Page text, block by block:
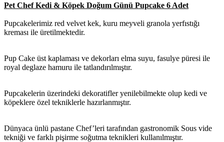
Pet Chef Kedi & Köpek Doğum Günü Pupcake 6 Adet
Pupcakelerimiz red velvet kek, kuru meyveli granola yerfıstığı
kreması ile üretilmektedir.
Pup Cake üst kaplaması ve dekorları elma suyu, fasulye püresi ile
royal deglaze hamuru ile tatlandırılmıştır.
Pupcakelerin üzerindeki dekoratifler yenilebilmekte olup kedi ve
köpeklere özel tekniklerle hazırlanmıştır.
Dünyaca ünlü pastane Chef’leri tarafından gastronomik Sous vide
tekniği ve farklı pişirme soğutma teknikleri kullanılmıştır.